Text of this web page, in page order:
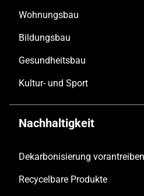
Wohnungsbau
Bildungsbau
Gesundheitsbau
Kultur- und Sport
Nachhaltigkeit
Dekarbonisierung vorantreiben
Recycelbare Produkte